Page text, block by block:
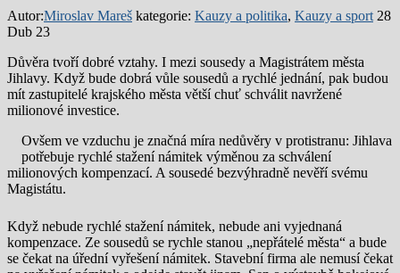
Autor:Miroslav Mareš kategorie: Kauzy a politika, Kauzy a sport 28
Dub 23
Důvěra tvoří dobré vztahy. I mezi sousedy a Magistrátem města
Jihlavy. Když bude dobrá vůle sousedů a rychlé jednání, pak budou
mít zastupitelé krajského města větší chuť schválit navržené
milionové investice.
Ovšem ve vzduchu je značná míra nedůvěry v protistranu: Jihlava
potřebuje rychlé stažení námitek výměnou za schválení
milionových kompenzací. A sousedé bezvýhradně nevěří svému
Magistátu.
Když nebude rychlé stažení námitek, nebude ani vyjednaná
kompenzace. Ze sousedů se rychle stanou „nepřátelé města“ a bude
se čekat na úřední vyřešení námitek. Stavební firma ale nemusí čekat